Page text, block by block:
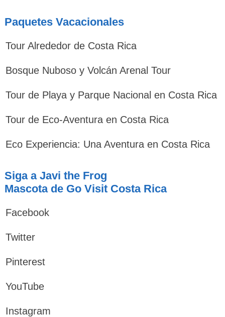
Paquetes Vacacionales
Tour Alrededor de Costa Rica
Bosque Nuboso y Volcán Arenal Tour
Tour de Playa y Parque Nacional en Costa Rica
Tour de Eco-Aventura en Costa Rica
Eco Experiencia: Una Aventura en Costa Rica
Siga a Javi the Frog
Mascota de Go Visit Costa Rica
Facebook
Twitter
Pinterest
YouTube
Instagram